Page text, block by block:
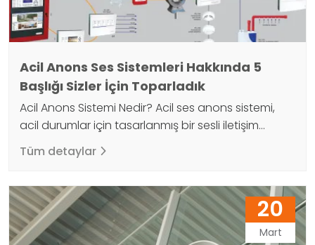
Acil Anons Ses Sistemleri Hakkında 5
Başlığı Sizler İçin Toparladık
Acil Anons Sistemi Nedir? Acil ses anons sistemi,
acil durumlar için tasarlanmış bir sesli iletişim
sistemidir. Bu sistem, bir yangın, afet, saldırı veya
diğer acil durumlar gibi olayların meydana geldiği
veya halkın bilgilendirilmesini sağlar. Acil anons
sistemi, acil durumun doğası ve ciddiyetine bağlı
olarak, bir alarm sesi,…
Tüm detaylar
20
Mart